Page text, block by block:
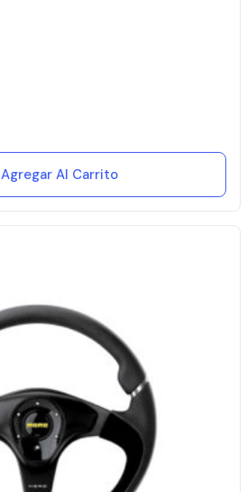
Agregar Al Carrito